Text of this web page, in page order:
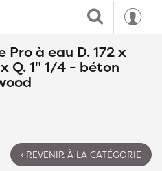
à eau D. 172 x
Q. 1" 1/4 - béton
‹ REVENIR À LA CATÉGORIE